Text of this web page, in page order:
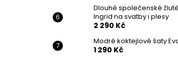
Dlouhé společenské
Ingrid na svatby i plesy
2 290 Kč
Modré koktejlové šaty
1 290 Kč